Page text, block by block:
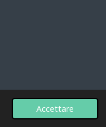
Accettare